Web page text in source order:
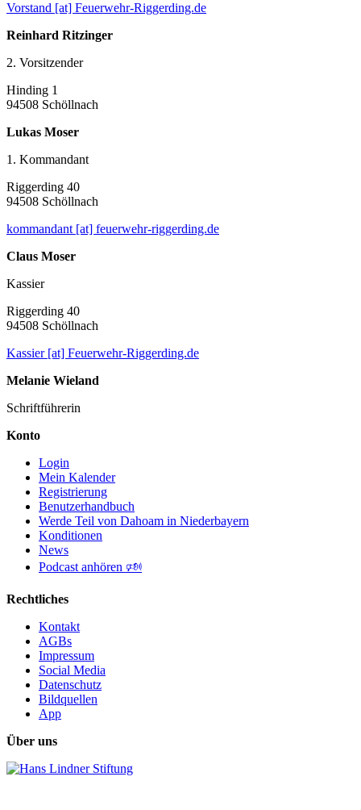
Vorstand [at] Feuerwehr-Riggerding.de
Reinhard Ritzinger
2. Vorsitzender
Hinding 1
94508 Schöllnach
Lukas Moser
1. Kommandant
Riggerding 40
94508 Schöllnach
kommandant [at] feuerwehr-riggerding.de
Claus Moser
Kassier
Riggerding 40
94508 Schöllnach
Kassier [at] Feuerwehr-Riggerding.de
Melanie Wieland
Schriftführerin
Konto
Login
Mein Kalender
Registrierung
Benutzerhandbuch
Werde Teil von Dahoam in Niederbayern
Konditionen
News
Podcast anhören 🕬
Rechtliches
Kontakt
AGBs
Impressum
Social Media
Datenschutz
Bildquellen
App
Über uns